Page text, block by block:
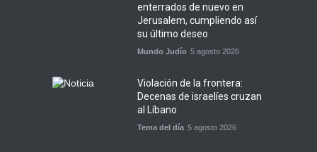
enterrados de nuevo en
Jerusalem, cumpliendo así
su último deseo
Mundo Judío 5 agosto 2026
Violación de la frontera:
Decenas de israelíes cruzan
al Líbano
Tema del día 5 agosto 2026